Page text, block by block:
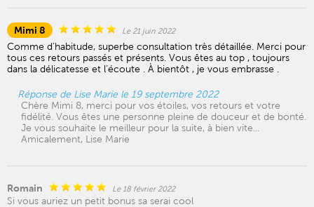
Mimi 8 Le 21 juin 2022
Comme d’habitude, superbe consultation très détaillée. Merci pour
tous ces retours passés et présents. Vous êtes au top , toujours
dans la délicatesse et l’écoute . À bientôt , je vous embrasse .
Réponse de Lise Marie le 19 septembre 2022
Chère Mimi 8, merci pour vos étoiles, vos retours et votre
fidélité. Vous êtes une personne pleine de douceur et de bonté.
Je vous souhaite le meilleur pour la suite, à bien vite...
Amicalement, Lise Marie
Romain Le 18 février 2022
Si vous auriez un petit bonus sa serai cool